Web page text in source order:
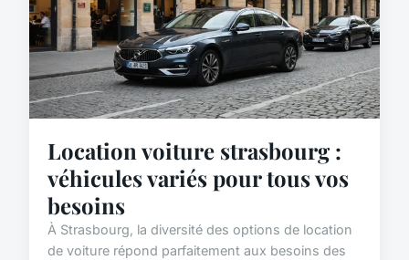
Location voiture strasbourg :
véhicules variés pour tous vos
besoins
À Strasbourg, la diversité des options de location
de voiture répond parfaitement aux besoins des